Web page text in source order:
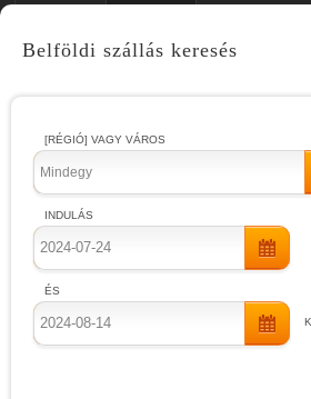
Belföldi szállás keresés
[RÉGIÓ] VAGY VÁROS
Mindegy
INDULÁS
ÉS